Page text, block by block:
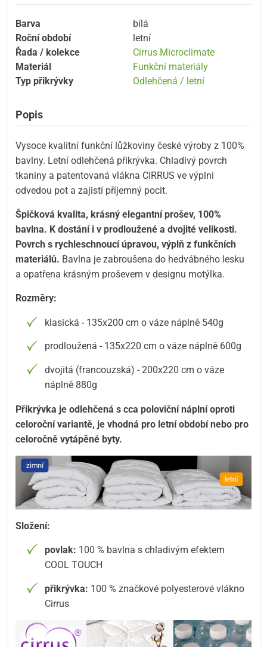
Barva
bílá
Roční období
letní
Řada / kolekce
Cirrus Microclimate
Materiál
Funkční materiály
Typ přikrývky
Odlehčená / letní
Popis
Vysoce kvalitní funkční lůžkoviny české výroby z 100%
bavlny. Letní odlehčená přikrývka. Chladivý povrch
tkaniny a patentovaná vlákna CIRRUS ve výplni
odvedou pot a zajistí příjemný pocit.
Špičková kvalita, krásný elegantní prošev, 100%
bavlna. K dostání i v prodloužené a dvojité velikosti.
Povrch s rychleschnoucí úpravou, výplň z funkčních
materiálů. Bavlna je zabroušena do hedvábného lesku
a opatřena krásným proševem v designu motýlka.
Rozměry:
klasická - 135x200 cm o váze náplně 540g
prodloužená - 135x220 cm o váze náplně 600g
dvojitá (francouzská) - 200x220 cm o váze
náplně 880g
Přikrývka je odlehčená s cca poloviční náplní oproti
celoroční variantě, je vhodná pro letní období nebo pro
celoročně vytápěné byty.
Složení:
povlak: 100 % bavlna s chladivým efektem
COOL TOUCH
přikrývka: 100 % značkové polyesterové vlákno
Cirrus